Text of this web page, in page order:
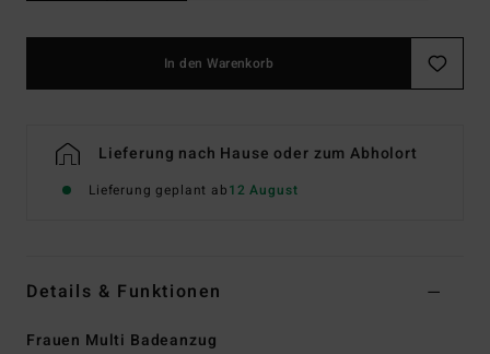
In den Warenkorb
Lieferung nach Hause oder zum Abholort
Lieferung geplant ab12 August
Details & Funktionen
Frauen Multi Badeanzug